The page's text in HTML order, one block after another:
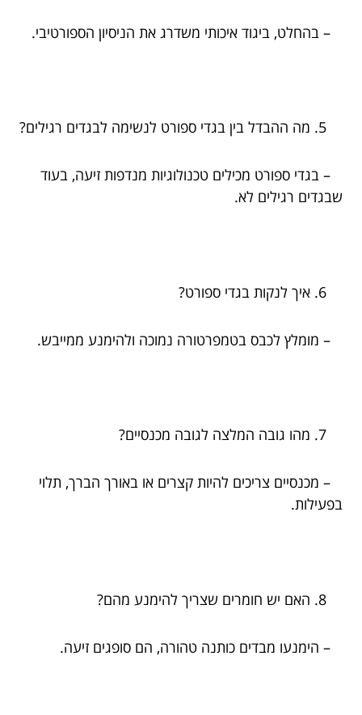
– בהחלט, ביגוד איכותי משדרג את הניסיון הספורטיבי.
מה ההבדל בין בגדי ספורט לנשימה לבגדים רגילים?
– בגדי ספורט מכילים טכנולוגיות מנדפות זיעה, בעוד
שבגדים רגילים לא.
איך לנקות בגדי ספורט?
– מומלץ לכבס בטמפרטורה נמוכה ולהימנע ממייבש.
מהו גובה המלצה לגובה מכנסיים?
– מכנסיים צריכים להיות קצרים או באורך הברך, תלוי
בפעילות.
האם יש חומרים שצריך להימנע מהם?
– הימנעו מבדים כותנה טהורה, הם סופגים זיעה.